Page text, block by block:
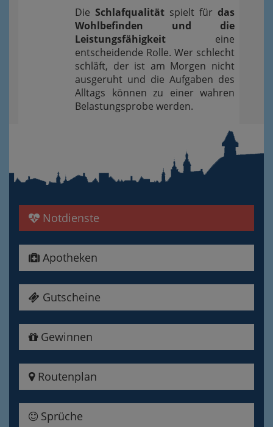
Die Schlafqualität spielt für das
Wohlbefinden und die
Leistungsfähigkeit eine
entscheidende Rolle. Wer schlecht
schläft, der ist am Morgen nicht
ausgeruht und die Aufgaben des
Alltags können zu einer wahren
Belastungsprobe werden.
Notdienste
Apotheken
Gutscheine
Gewinnen
Routenplan
Sprüche